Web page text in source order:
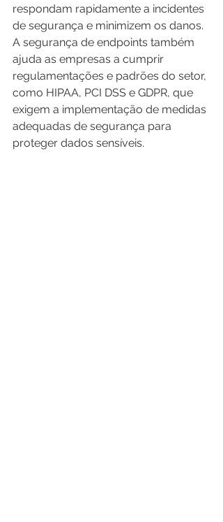
respondam rapidamente a incidentes
de segurança e minimizem os danos.
A segurança de endpoints também
ajuda as empresas a cumprir
regulamentações e padrões do setor,
como HIPAA, PCI DSS e GDPR, que
exigem a implementação de medidas
adequadas de segurança para
proteger dados sensíveis.